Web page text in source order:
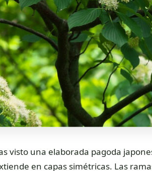
visto una elaborada pagoda
en capas simétricas. Las